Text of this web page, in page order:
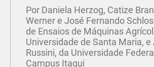
Por Daniela Herzog, Catize
Werner e José Fernando
de Ensaios de Máquinas
Universidade de Santa Maria, e
Russini, da Universidade
Campus Itaqui